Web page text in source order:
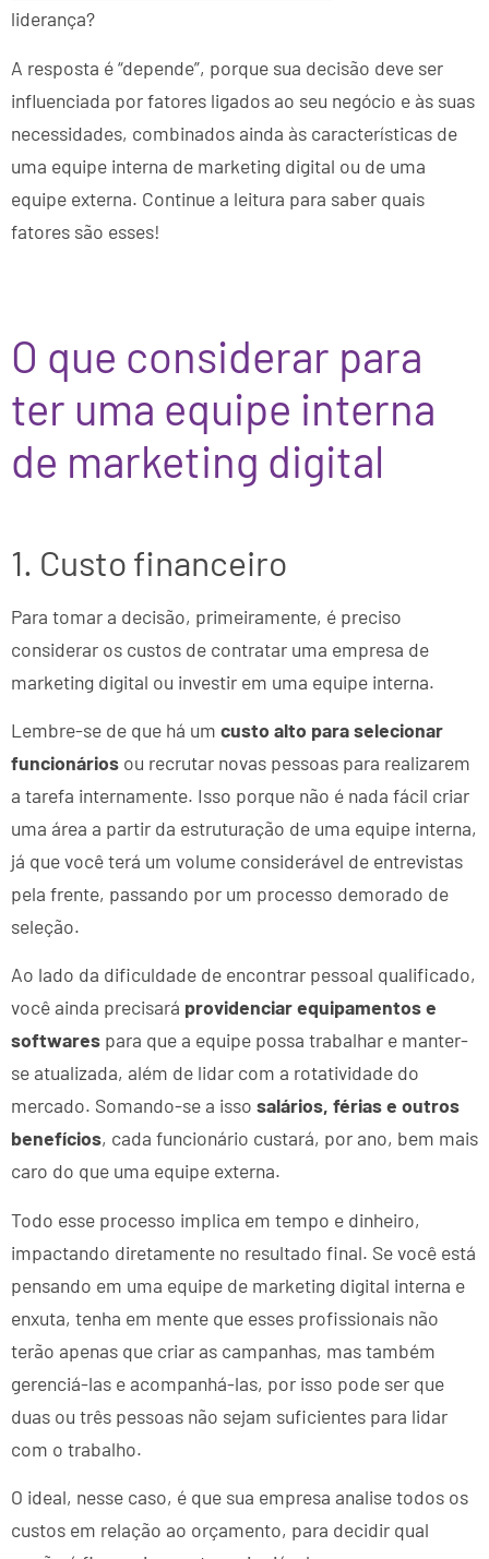
liderança?
A resposta é “depende”, porque sua decisão deve ser
influenciada por fatores ligados ao seu negócio e às suas
necessidades, combinados ainda às características de
uma equipe interna de marketing digital ou de uma
equipe externa. Continue a leitura para saber quais
fatores são esses!
O que considerar para
ter uma equipe interna
de marketing digital
1. Custo financeiro
Para tomar a decisão, primeiramente, é preciso
considerar os custos de contratar uma empresa de
marketing digital ou investir em uma equipe interna.
Lembre-se de que há um custo alto para selecionar
funcionários ou recrutar novas pessoas para realizarem
a tarefa internamente. Isso porque não é nada fácil criar
uma área a partir da estruturação de uma equipe interna,
já que você terá um volume considerável de entrevistas
pela frente, passando por um processo demorado de
seleção.
Ao lado da dificuldade de encontrar pessoal qualificado,
você ainda precisará providenciar equipamentos e
softwares para que a equipe possa trabalhar e manter-
se atualizada, além de lidar com a rotatividade do
mercado. Somando-se a isso salários, férias e outros
benefícios, cada funcionário custará, por ano, bem mais
caro do que uma equipe externa.
Todo esse processo implica em tempo e dinheiro,
impactando diretamente no resultado final. Se você está
pensando em uma equipe de marketing digital interna e
enxuta, tenha em mente que esses profissionais não
terão apenas que criar as campanhas, mas também
gerenciá-las e acompanhá-las, por isso pode ser que
duas ou três pessoas não sejam suficientes para lidar
com o trabalho.
O ideal, nesse caso, é que sua empresa analise todos os
custos em relação ao orçamento, para decidir qual